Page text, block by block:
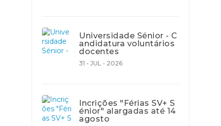
Universidade Sénior - C
andidatura voluntários
docentes
31 - JUL - 2026
Incrições "Férias SV+ S
énior" alargadas até 14
agosto